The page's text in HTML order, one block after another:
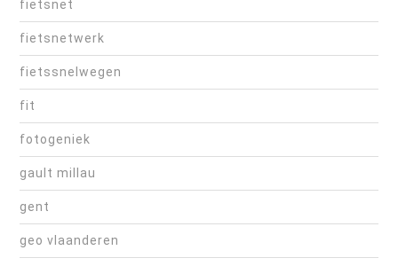
fietsnet
fietsnetwerk
fietssnelwegen
fit
fotogeniek
gault millau
gent
geo vlaanderen